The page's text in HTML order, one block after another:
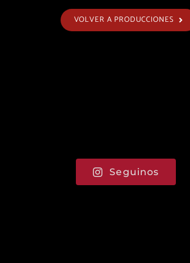
VOLVER A PRODUCCIONES
Seguinos